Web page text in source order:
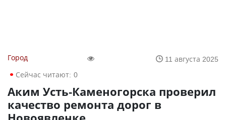
Город
11 августа 2025
Сейчас читают: 0
Аким Усть-Каменогорска проверил
качество ремонта дорог в